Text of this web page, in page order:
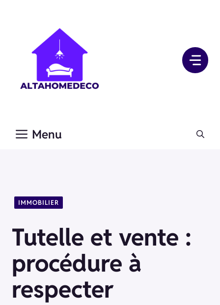
Menu
IMMOBILIER
Tutelle et vente :
procédure à
respecter